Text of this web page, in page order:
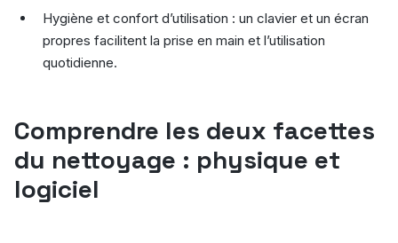
Hygiène et confort d’utilisation : un clavier et un écran
propres facilitent la prise en main et l’utilisation
quotidienne.
Comprendre les deux facettes
du nettoyage : physique et
logiciel